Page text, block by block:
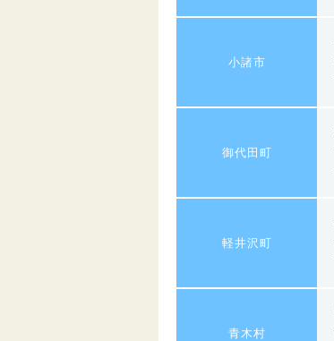
小諸市
御代田町
軽井沢町
青木村